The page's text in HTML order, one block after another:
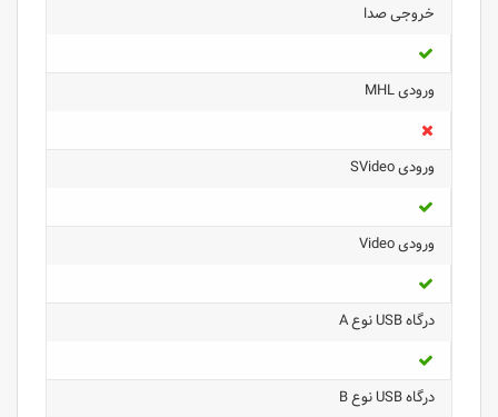
خروجی صدا
ورودی MHL
ورودی SVideo
ورودی Video
درگاه USB نوع A
درگاه USB نوع B